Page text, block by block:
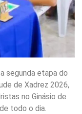
segunda etapa do
de Xadrez 2026,
no Ginásio de
todo o dia.